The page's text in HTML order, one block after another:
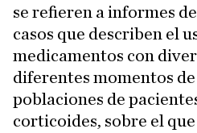
se refieren a informes
casos que describen el
medicamentos con
diferentes momentos
poblaciones de
corticoides, sobre el